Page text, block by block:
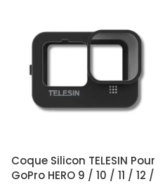
Coque Silicon TELESIN Pour
GoPro HERO 9 / 10 / 11 / 12 /